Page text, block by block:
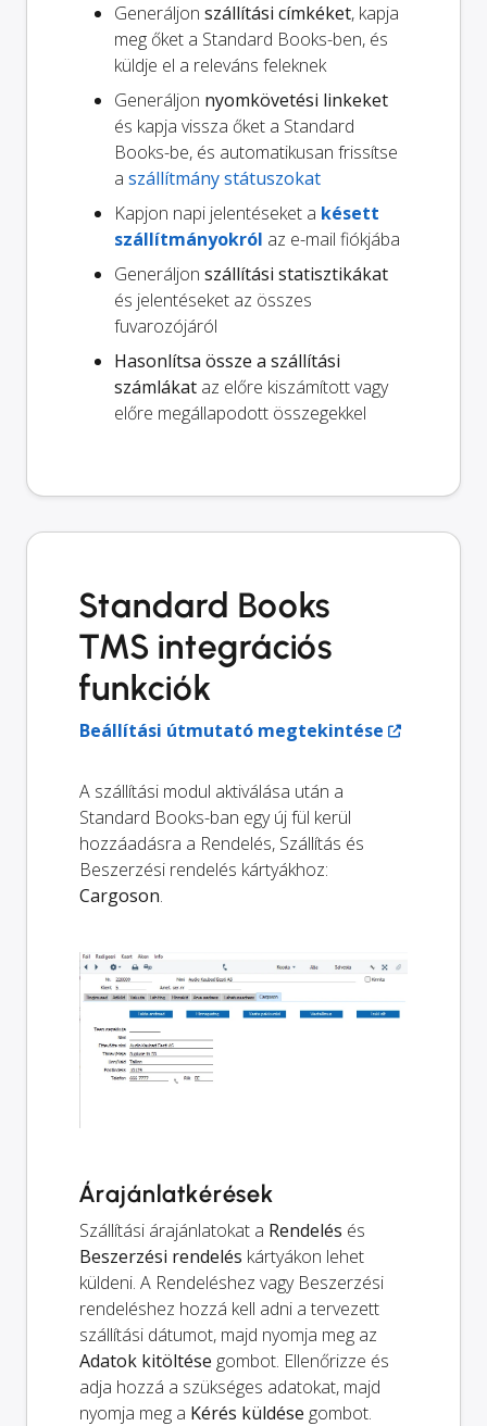
Generáljon szállítási címkéket, kapja
meg őket a Standard Books-ben, és
küldje el a releváns feleknek
Generáljon nyomkövetési linkeket
és kapja vissza őket a Standard
Books-be, és automatikusan frissítse
a szállítmány státuszokat
Kapjon napi jelentéseket a késett
szállítmányokról az e-mail fiókjába
Generáljon szállítási statisztikákat
és jelentéseket az összes
fuvarozójáról
Hasonlítsa össze a szállítási
számlákat az előre kiszámított vagy
előre megállapodott összegekkel
Standard Books
TMS integrációs
funkciók
Beállítási útmutató megtekintése
A szállítási modul aktiválása után a
Standard Books-ban egy új fül kerül
hozzáadásra a Rendelés, Szállítás és
Beszerzési rendelés kártyákhoz:
Cargoson.
Árajánlatkérések
Szállítási árajánlatokat a Rendelés és
Beszerzési rendelés kártyákon lehet
küldeni. A Rendeléshez vagy Beszerzési
rendeléshez hozzá kell adni a tervezett
szállítási dátumot, majd nyomja meg az
Adatok kitöltése gombot. Ellenőrizze és
adja hozzá a szükséges adatokat, majd
nyomja meg a Kérés küldése gombot.